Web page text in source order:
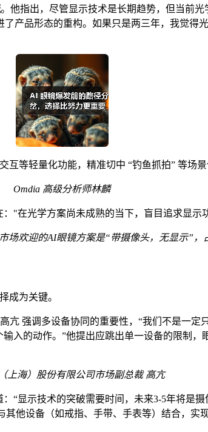
。他指出，尽管显示技术是长期趋势，但当前
产品形态的重构。如果只是两三年，我觉
互等轻量化功能，精准切中 “钓鱼抓拍” 等场
Omdia 高级分析师林麟
"在光学方案尚未成熟的当下，盲目追求显示
场欢迎的AI眼镜方案是“带摄像头，无显示”，
成为关键。
强调多设备协同的重要性，“我们不是一定
入的动作。”他提出应跳出单一设备的限制
上海）股份有限公司市场副总裁 高亢
“显示技术的突破需要时间，未来3-5年将是
他设备（如戒指、手带、手表等）结合，实